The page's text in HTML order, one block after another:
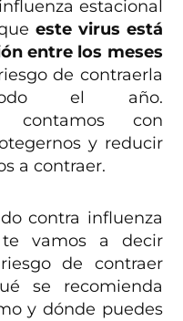
estacional
este virus está
entre los meses
de contraerla
el año.
contamos con
y reducir
a contraer.
contra influenza
vamos a decir
de contraer
se recomienda
y dónde puedes